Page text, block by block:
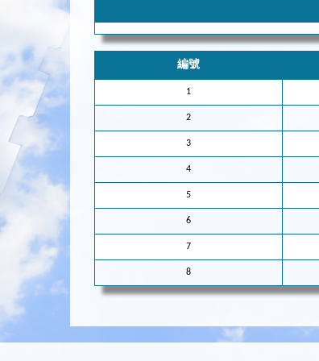
編號
1
2
3
4
5
6
7
8